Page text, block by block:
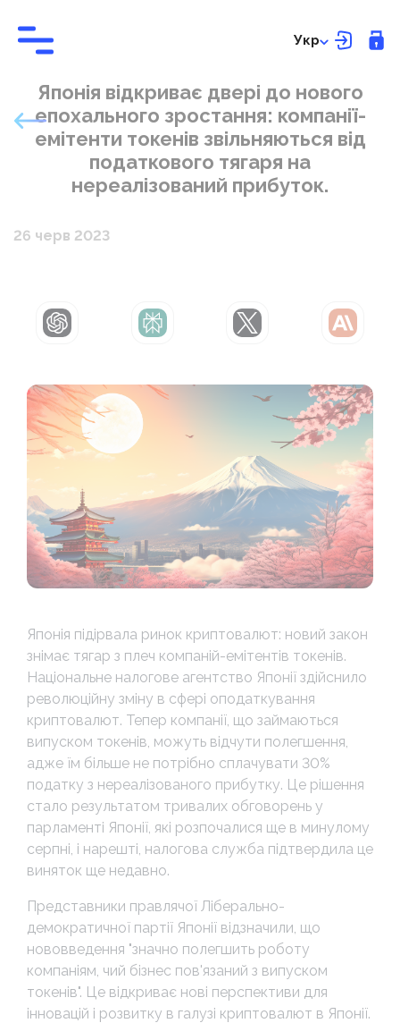
Укр
Японія відкриває двері до нового
епохального зростання: компанії-
емітенти токенів звільняються від
податкового тягаря на
нереалізований прибуток.
26 черв 2023
ChatGPT Perplexity Grok Claude
Японія підірвала ринок криптовалют: новий закон
знімає тягар з плеч компаній-емітентів токенів.
Національне налогове агентство Японії здійснило
революційну зміну в сфері оподаткування
криптовалют. Тепер компанії, що займаються
випуском токенів, можуть відчути полегшення,
адже їм більше не потрібно сплачувати 30%
податку з нереалізованого прибутку. Це рішення
стало результатом тривалих обговорень у
парламенті Японії, які розпочалися ще в минулому
серпні, і нарешті, налогова служба підтвердила це
виняток ще недавно.
Представники правлячої Ліберально-
демократичної партії Японії відзначили, що
нововведення "значно полегшить роботу
компаніям, чий бізнес пов'язаний з випуском
токенів". Це відкриває нові перспективи для
інновацій і розвитку в галузі криптовалют в Японії.